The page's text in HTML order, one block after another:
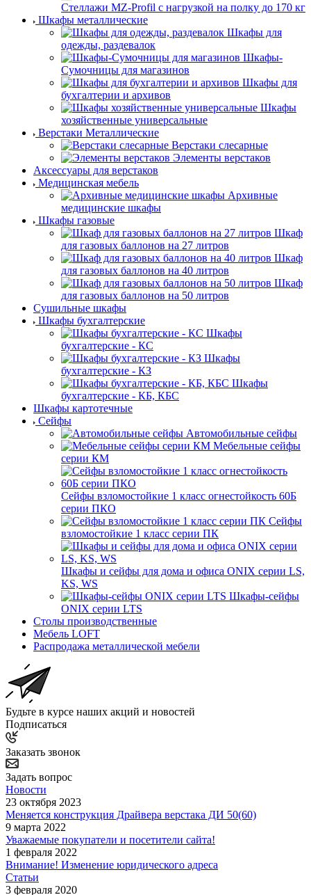
Стеллажи MZ-Profil с нагрузкой на полку до 170 кг
Шкафы металлические
Шкафы для
одежды, раздевалок
Шкафы-
Сумочницы для магазинов
Шкафы для
бухгалтерии и архивов
Шкафы
хозяйственные универсальные
Верстаки Металлические
Верстаки слесарные
Элементы верстаков
Аксессуары для верстаков
Медицинская мебель
Архивные
медицинские шкафы
Шкафы газовые
Шкаф
для газовых баллонов на 27 литров
Шкаф
для газовых баллонов на 40 литров
Шкаф
для газовых баллонов на 50 литров
Сушильные шкафы
Шкафы бухгалтерские
Шкафы
бухгалтерские - КС
Шкафы
бухгалтерские - КЗ
Шкафы
бухгалтерские - КБ, КБС
Шкафы картотечные
Сейфы
Автомобильные сейфы
Мебельные сейфы
серии КМ
Сейфы взломостойкие 1 класс огнестойкость 60Б
серии ПКО
Сейфы
взломостойкие 1 класс серии ПК
Шкафы и сейфы для дома и офиса ONIX серии LS,
KS, WS
Шкафы-сейфы
ONIX серии LTS
Столы производственные
Мебель LOFT
Распродажа металлической мебели
Будьте в курсе наших акций и новостей
Подписаться
Заказать звонок
Задать вопрос
Новости
23 октября 2023
Меняется конструкция Драйвера верстака ДИ 50(60)
9 марта 2022
Уважаемые покупатели и посетители сайта!
1 февраля 2022
Внимание! Изменение юридического адреса
Статьи
3 февраля 2020